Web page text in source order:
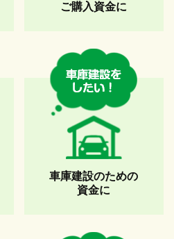
ご購入資金に
車庫建設のための
資金に